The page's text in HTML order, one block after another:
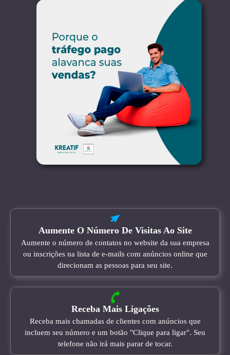
Aumente O Número De Visitas Ao Site
Aumente o número de contatos no website da sua empresa
ou inscrições na lista de e-mails com anúncios online que
direcionam as pessoas para seu site.
Receba Mais Ligações
Receba mais chamadas de clientes com anúncios que
incluem seu número e um botão "Clique para ligar". Seu
telefone não irá mais parar de tocar.